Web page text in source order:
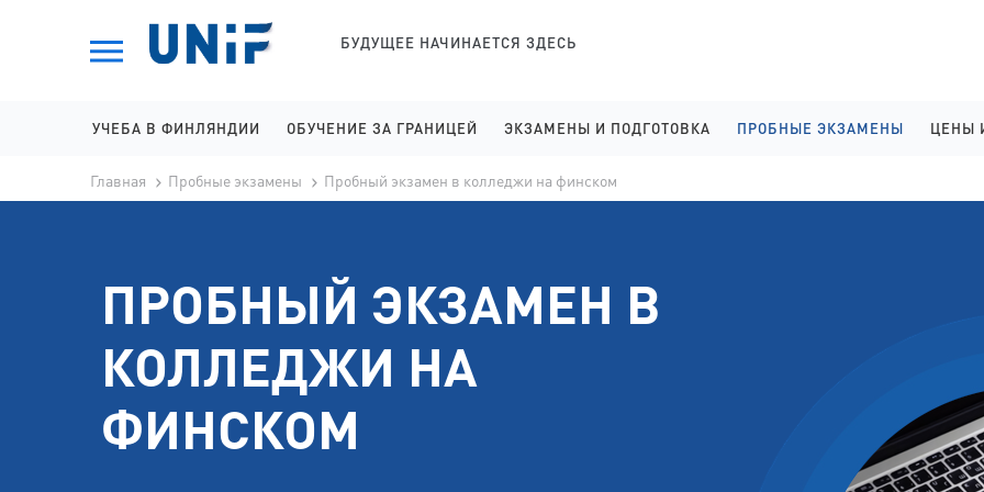
БУДУЩЕЕ НАЧИНАЕТСЯ ЗДЕСЬ
УЧЕБА В ФИНЛЯНДИИ
ЛИЦЕИ НА АНГЛИЙСКОМ
ЛИЦЕИ НА ФИНСКОМ
УНИВЕРСИТЕТЫ НА ФИНСКОМ
КОЛЛЕДЖИ НА ШВЕДСКОМ
ОБУЧЕНИЕ ЗА ГРАНИЦЕЙ
ОБУЧЕНИЕ В ВЕНГРИИ
ОБУЧЕНИЕ В СЛОВАКИИ
ЭКЗАМЕНЫ И ПОДГОТОВКА
АНГЛИЙСКИЙ ЯЗЫК ОНЛАЙН, ВВОДНЫЙ УРОК
TOEFL ПОДГОТОВКА И РЕГИСТРАЦИЯ
ПРОБНЫЕ ЭКЗАМЕНЫ
ПРОБНЫЙ ЭКЗАМЕН В ВУЗЫ
ПРОБНЫЙ ЭКЗАМЕН В
ПРОБНЫЙ ЭКЗАМЕН В
ПРОБНОЕ ИНТЕРВЬЮ НА
ЦЕНЫ
Главная Пробные экзамены Пробный экзамен в колледжи на финском
ПРОБНЫЙ ЭКЗАМЕН В
КОЛЛЕДЖИ НА
ФИНСКОМ